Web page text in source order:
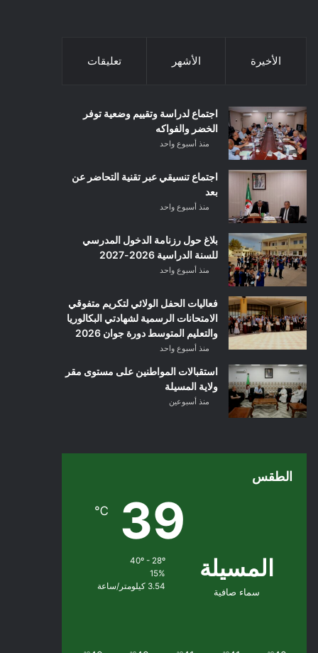
الأخيرة الأشهر تعليقات
اجتماع لدراسة وتقييم وضعية توفر
الخضر والفواكه
منذ أسبوع واحد
اجتماع تنسيقي عبر تقنية التحاضر عن
بعد
منذ أسبوع واحد
بلاغ حول رزنامة الدخول المدرسي
للسنة الدراسية 2026-2027
منذ أسبوع واحد
فعاليات الحفل الولائي لتكريم متفوقي
الامتحانات الرسمية لشهادتي البكالوريا
والتعليم المتوسط دورة جوان 2026
منذ أسبوع واحد
استقبالات المواطنين على مستوى مقر
ولاية المسيلة
منذ أسبوعين
الطقس
المسيلة
سماء صافية
39
℃
40º - 28º
15%
3.54 كيلومتر/ساعة